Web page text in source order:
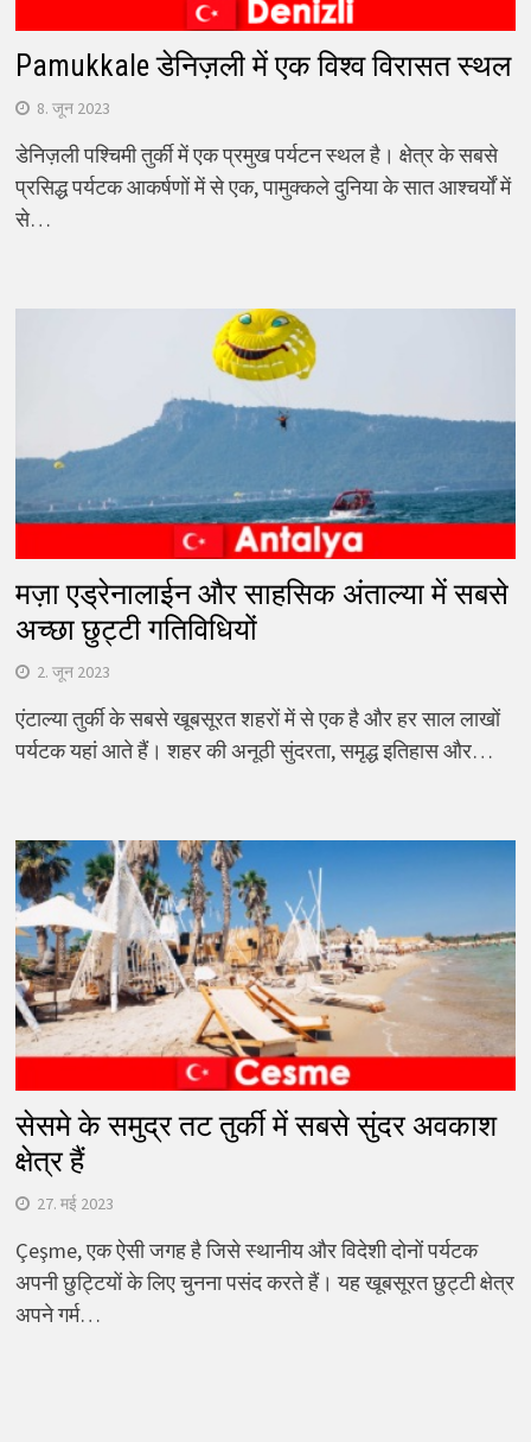
Pamukkale डेनिज़ली में एक विश्व विरासत स्थल
8. जून 2023
डेनिज़ली पश्चिमी तुर्की में एक प्रमुख पर्यटन स्थल है। क्षेत्र के सबसे
प्रसिद्ध पर्यटक आकर्षणों में से एक, पामुक्कले दुनिया के सात आश्चर्यों में
से…
मज़ा एड्रेनालाईन और साहसिक अंताल्या में सबसे
अच्छा छुट्टी गतिविधियों
2. जून 2023
एंटाल्या तुर्की के सबसे खूबसूरत शहरों में से एक है और हर साल लाखों
पर्यटक यहां आते हैं। शहर की अनूठी सुंदरता, समृद्ध इतिहास और…
सेसमे के समुद्र तट तुर्की में सबसे सुंदर अवकाश
क्षेत्र हैं
27. मई 2023
Çeşme, एक ऐसी जगह है जिसे स्थानीय और विदेशी दोनों पर्यटक
अपनी छुट्टियों के लिए चुनना पसंद करते हैं। यह खूबसूरत छुट्टी क्षेत्र
अपने गर्म…